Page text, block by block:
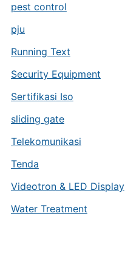
pest control
pju
Running Text
Security Equipment
Sertifikasi Iso
sliding gate
Telekomunikasi
Tenda
Videotron & LED Display
Water Treatment